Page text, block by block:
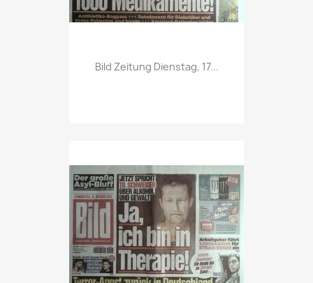
Vorschau
Bild Zeitung Dienstag, 17...